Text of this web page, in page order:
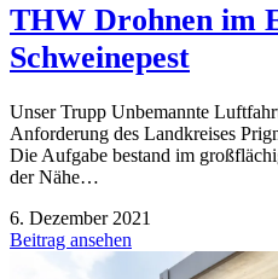
THW Drohnen im
Schweinepest
Unser Trupp Unbemannte
Anforderung des Landkreises
Die Aufgabe bestand im
der Nähe…
6. Dezember 2021
Beitrag ansehen